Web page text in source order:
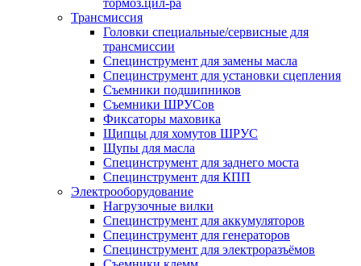
тормоз.цил-ра
Трансмиссия
Головки специальные/сервисные для
трансмиссии
Специнструмент для замены масла
Специнструмент для установки сцепления
Съемники подшипников
Съемники ШРУСов
Фиксаторы маховика
Щипцы для хомутов ШРУС
Щупы для масла
Специнструмент для заднего моста
Специнструмент для КПП
Электрооборудование
Нагрузочные вилки
Специнструмент для аккумуляторов
Специнструмент для генераторов
Специнструмент для электроразъёмов